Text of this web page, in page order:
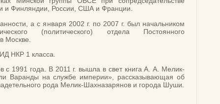
и Финляндии, России, США и Франции.
а с января 2002 г. по 2007 г. был начальником
(политического) отдела Постоянного
Москве.
НКР 1 класса.
с 1991 года. В 2011 г. вышла в свет книга А. А. Мелик-
Варанды на службе империи», рассказывающая об
рода Мелик-Шахназарянов и города Шуши.